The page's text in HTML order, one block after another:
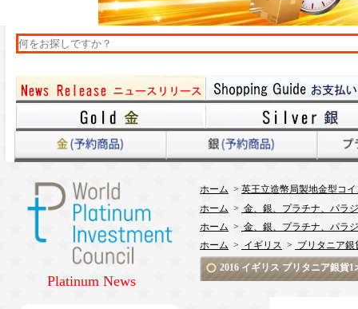
Platinum News
ホーム > 英王立造幣局製地金型コ
ホーム > 金、銀、プラチナ、パラ
ホーム > 金、銀、プラチナ、パラ
ホーム > イギリス > ブリタニア銀
2016 イギリス ブリタニア銀貨